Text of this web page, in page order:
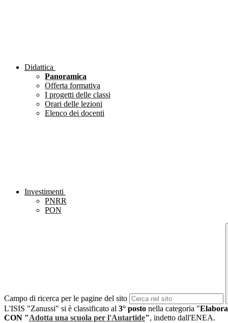
Didattica
Panoramica
Offerta formativa
I progetti delle classi
Orari delle lezioni
Elenco dei docenti
Investimenti
PNRR
PON
Campo di ricerca per le pagine del sito
L'ISIS "Zanussi" si è classificato al 3° posto nella categoria "
CON "Adotta una scuola per l'Antartide", indetto dall'ENEA.